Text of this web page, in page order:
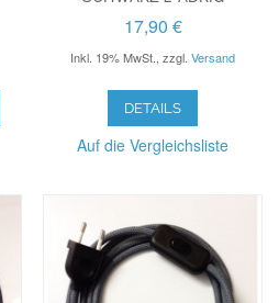
17,90 €
Inkl. 19% MwSt. ,zzgl.Versand
DETAILS
Auf die Vergleichsliste